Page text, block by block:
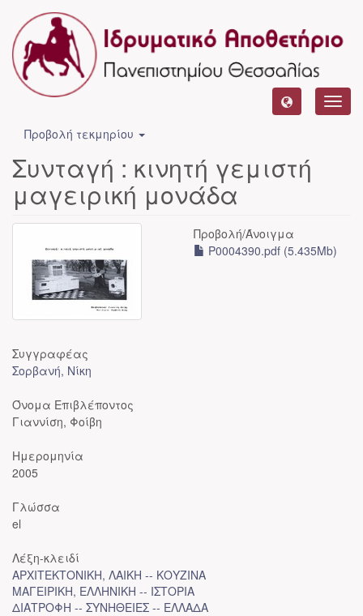
Προβολή τεκμηρίου
Συνταγή : κινητή γεμιστή
μαγειρική μονάδα
Προβολή/Άνοιγμα
P0004390.pdf (5.435Mb)
Συγγραφέας
Σορβανή, Νίκη
Όνομα Επιβλέποντος
Γιαννίση, Φοίβη
Ημερομηνία
2005
Γλώσσα
el
Λέξη-κλειδί
ΑΡΧΙΤΕΚΤΟΝΙΚΗ, ΛΑΙΚΗ -- ΚΟΥΖΙΝΑ
ΜΑΓΕΙΡΙΚΗ, ΕΛΛΗΝΙΚΗ -- ΙΣΤΟΡΙΑ
ΔΙΑΤΡΟΦΗ -- ΣΥΝΗΘΕΙΕΣ -- ΕΛΛΑΔΑ